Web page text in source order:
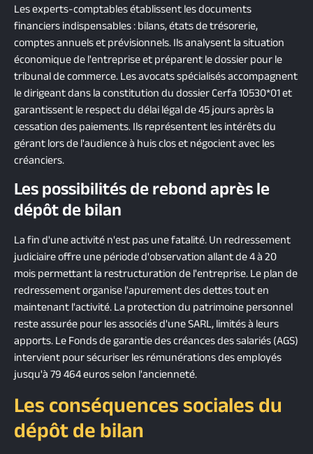
Les experts-comptables établissent les documents
financiers indispensables : bilans, états de trésorerie,
comptes annuels et prévisionnels. Ils analysent la situation
économique de l'entreprise et préparent le dossier pour le
tribunal de commerce. Les avocats spécialisés accompagnent
le dirigeant dans la constitution du dossier Cerfa 10530*01 et
garantissent le respect du délai légal de 45 jours après la
cessation des paiements. Ils représentent les intérêts du
gérant lors de l'audience à huis clos et négocient avec les
créanciers.
Les possibilités de rebond après le
dépôt de bilan
La fin d'une activité n'est pas une fatalité. Un redressement
judiciaire offre une période d'observation allant de 4 à 20
mois permettant la restructuration de l'entreprise. Le plan de
redressement organise l'apurement des dettes tout en
maintenant l'activité. La protection du patrimoine personnel
reste assurée pour les associés d'une SARL, limités à leurs
apports. Le Fonds de garantie des créances des salariés (AGS)
intervient pour sécuriser les rémunérations des employés
jusqu'à 79 464 euros selon l'ancienneté.
Les conséquences sociales du
dépôt de bilan